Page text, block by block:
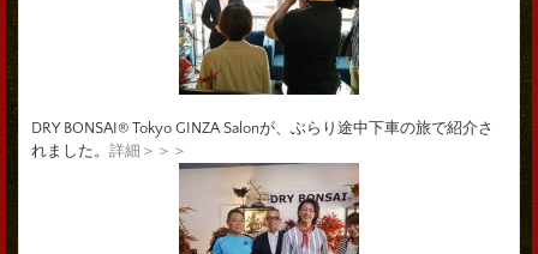
DRY BONSAI® Tokyo GINZA Salonが、ぶらり途中下車の旅で紹介さ
れました。 詳細＞＞＞